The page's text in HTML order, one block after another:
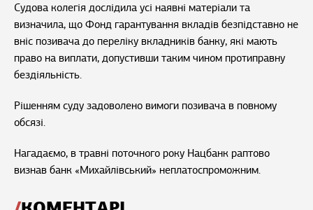
Судова колегія дослідила усі наявні матеріали та
визначила, що Фонд гарантування вкладів безпідставно не
вніс позивача до переліку вкладників банку, які мають
право на виплати, допустивши таким чином протиправну
бездіяльність.
Рішенням суду задоволено вимоги позивача в повному
обсязі.
Нагадаємо, в травні поточного року Нацбанк раптово
визнав банк «Михайлівський» неплатоспроможним.